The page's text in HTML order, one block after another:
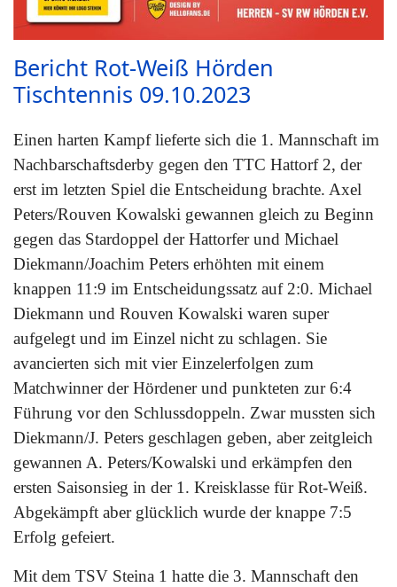
Bericht Rot-Weiß Hörden
Tischtennis 09.10.2023
Einen harten Kampf lieferte sich die 1. Mannschaft im
Nachbarschaftsderby gegen den TTC Hattorf 2, der
erst im letzten Spiel die Entscheidung brachte. Axel
Peters/Rouven Kowalski gewannen gleich zu Beginn
gegen das Stardoppel der Hattorfer und Michael
Diekmann/Joachim Peters erhöhten mit einem
knappen 11:9 im Entscheidungssatz auf 2:0. Michael
Diekmann und Rouven Kowalski waren super
aufgelegt und im Einzel nicht zu schlagen. Sie
avancierten sich mit vier Einzelerfolgen zum
Matchwinner der Hördener und punkteten zur 6:4
Führung vor den Schlussdoppeln. Zwar mussten sich
Diekmann/J. Peters geschlagen geben, aber zeitgleich
gewannen A. Peters/Kowalski und erkämpfen den
ersten Saisonsieg in der 1. Kreisklasse für Rot-Weiß.
Abgekämpft aber glücklich wurde der knappe 7:5
Erfolg gefeiert.
Mit dem TSV Steina 1 hatte die 3. Mannschaft den